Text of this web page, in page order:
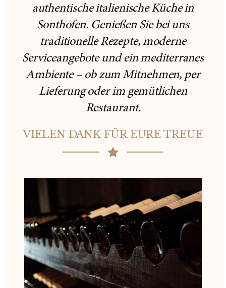
authentische italienische Küche in
Sonthofen. Genießen Sie bei uns
traditionelle Rezepte, moderne
Serviceangebote und ein mediterranes
Ambiente – ob zum Mitnehmen, per
Lieferung oder im gemütlichen
Restaurant.
VIELEN DANK FÜR EURE TREUE